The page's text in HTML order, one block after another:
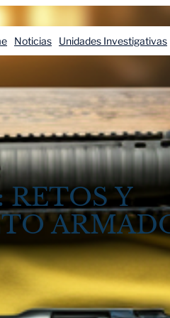
Noticias Unidades Investigativas
Y